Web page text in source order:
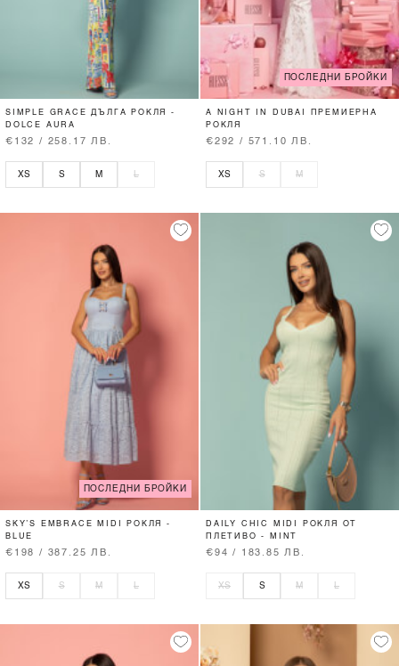
SIMPLE GRACE ДЪЛГА РОКЛЯ -
DOLCE AURA
€132 / 258.17 ЛВ.
XS S M L
ПОСЛЕДНИ БРОЙКИ
A NIGHT IN DUBAI ПРЕМИЕРНА
РОКЛЯ
€292 / 571.10 ЛВ.
XS S M
ПОСЛЕДНИ БРОЙКИ
SKY’S EMBRACE MIDI РОКЛЯ -
BLUE
€198 / 387.25 ЛВ.
XS S M L
DAILY CHIC MIDI РОКЛЯ ОТ
ПЛЕТИВО - MINT
€94 / 183.85 ЛВ.
XS S M L